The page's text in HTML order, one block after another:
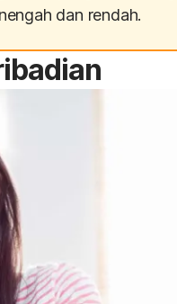
dan rendah.